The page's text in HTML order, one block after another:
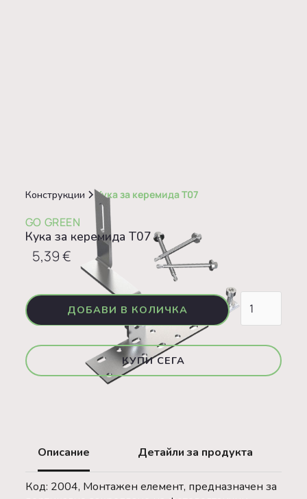
Конструкции Кука за керемида T07
GO GREEN
Кука за керемида T07
5,39 €
КУПИ СЕГА
Описание Детайли за продукта
Код: 2004, Монтажен елемент, предназначен за